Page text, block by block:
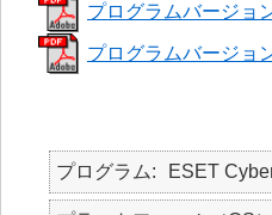
プログラムバージョ
プログラムバージョ
プログラム ESET